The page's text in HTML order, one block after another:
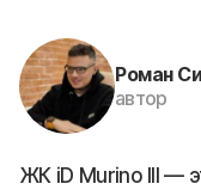
Роман
автор
ЖК iD Murino III —